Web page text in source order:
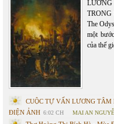
TRONG
The
một
của thế
CUỘC TỰ VẤN LƯƠNG TÂM
ĐIỆN ẢNH 6:02 CH MAI AN